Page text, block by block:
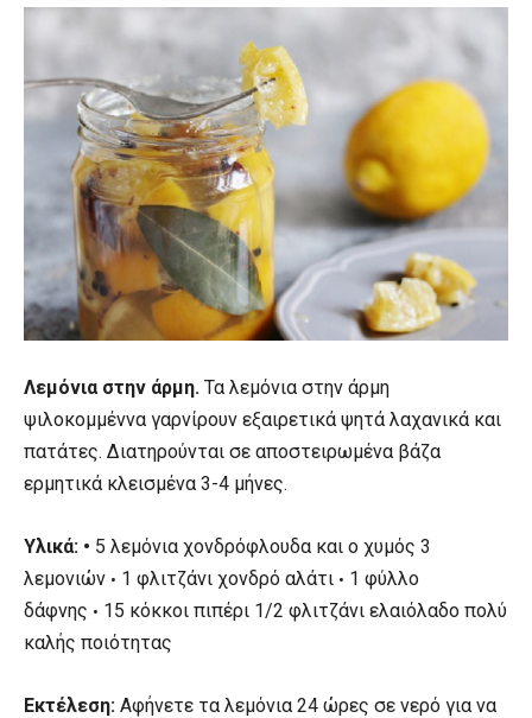
Λεμόνια στην άρμη. Τα λεμόνια στην άρμη
ψιλοκομμέννα γαρνίρουν εξαιρετικά ψητά λαχανικά και
πατάτες. Διατηρούνται σε αποστειρωμένα βάζα
ερμητικά κλεισμένα 3-4 μήνες.
Υλικά: • 5 λεμόνια χονδρόφλουδα και ο χυμός 3
λεμονιών • 1 φλιτζάνι χονδρό αλάτι • 1 φύλλο
δάφνης • 15 κόκκοι πιπέρι 1/2 φλιτζάνι ελαιόλαδο πολύ
καλής ποιότητας
Εκτέλεση: Αφήνετε τα λεμόνια 24 ώρες σε νερό για να